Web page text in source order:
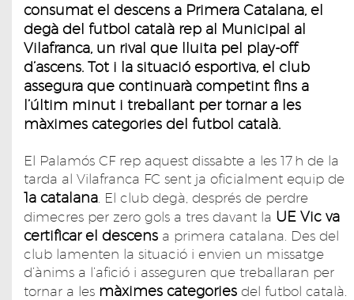
consumat el descens a Primera Catalana, el
degà del futbol català rep al Municipal al
Vilafranca, un rival que lluita pel play-off
d’ascens. Tot i la situació esportiva, el club
assegura que continuarà competint fins a
l’últim minut i treballant per tornar a les
màximes categories del futbol català.
El Palamós CF rep aquest dissabte a les 17 h de la
tarda al Vilafranca FC sent ja oficialment equip de
1a catalana . El club degà, després de perdre
dimecres per zero gols a tres davant la UE Vic va
certificar el descens a primera catalana. Des del
club lamenten la situació i envien un missatge
d’ànims a l’afició i asseguren que treballaran per
tornar a les màximes categories del futbol català.